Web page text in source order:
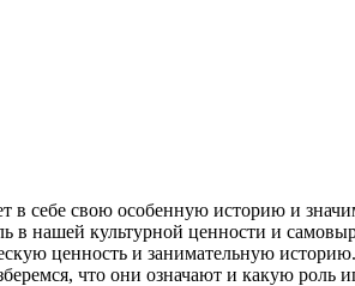
в себе свою особенную историю и
в нашей культурной ценности и
ценность и занимательную
что они означают и какую роль